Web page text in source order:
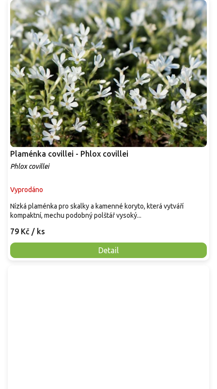
Plaménka covillei - Phlox covillei
Phlox covillei
Vyprodáno
79 Kč / ks
Detail
Nízká plaménka pro skalky a kamenné koryto, která vytváří
kompaktní, mechu podobný polštář vysoký...